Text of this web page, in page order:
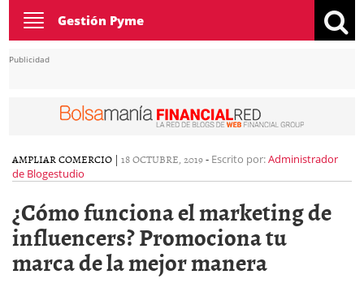
Toggle
navigation
Gestión Pyme
Publicidad
AMPLIAR COMERCIO | 18 OCTUBRE, 2019- Escrito por:Administrador
de Blogestudio
¿Cómo funciona el marketing de
influencers? Promociona tu
marca de la mejor manera